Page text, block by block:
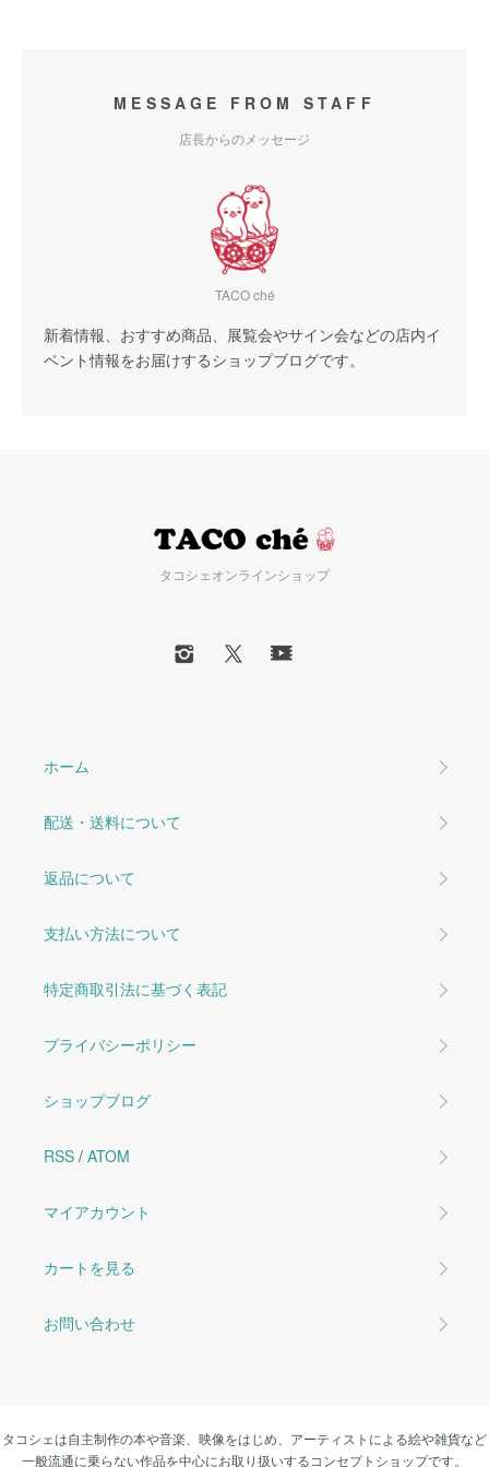
MESSAGE FROM STAFF
店長からのメッセージ
TACO ché
新着情報、おすすめ商品、展覧会やサイン会などの店内イ
ベント情報をお届けするショップブログです。
タコシェオンラインショップ
ホーム
配送・送料について
返品について
支払い方法について
特定商取引法に基づく表記
プライバシーポリシー
ショップブログ
RSS / ATOM
マイアカウント
カートを見る
お問い合わせ
タコシェは自主制作の本や音楽、映像をはじめ、アーティストによる絵や雑貨など
一般流通に乗らない作品を中心にお取り扱いするコンセプトショップです。